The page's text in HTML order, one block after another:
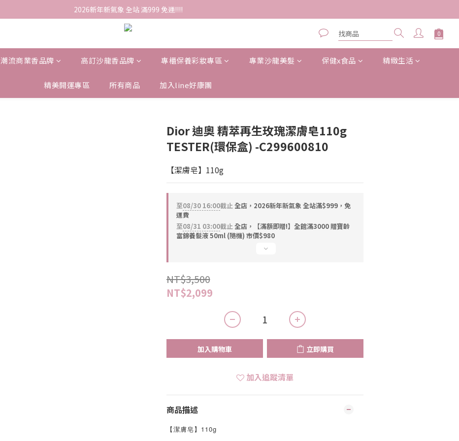
2026新年新氣象 全站 滿999 免運!!!!
潮流商業香品牌 高訂沙龍香品牌 專櫃保養彩妝專區 專業沙龍美髮 保健x食品 精緻生活
精美開運專區 所有商品 加入line好康團
Dior 迪奧 精萃再生玫瑰潔膚皂110g
TESTER(環保盒) -C299600810
【潔膚皂】110g
至08/30 16:00截止全店，2026新年新氣象 全站滿$999，免
運費
至08/31 03:00截止全店，【滿額即贈!】全館滿3000 贈寶齡
富錦養髮液 50ml (隨機) 市價$980
NT$3,500
NT$2,099
加入購物車 立即購買
加入追蹤清單
商品描述
【潔膚皂】110g